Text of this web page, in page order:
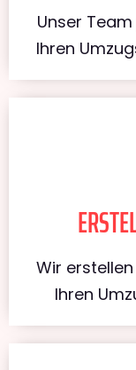
Unser
Ihren
Wir
Ihren